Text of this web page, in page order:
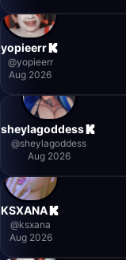
yopieerr
@yopieerr
Aug 2026
sheylagoddess
@sheylagoddess
Aug 2026
KSXANA
@ksxana
Aug 2026